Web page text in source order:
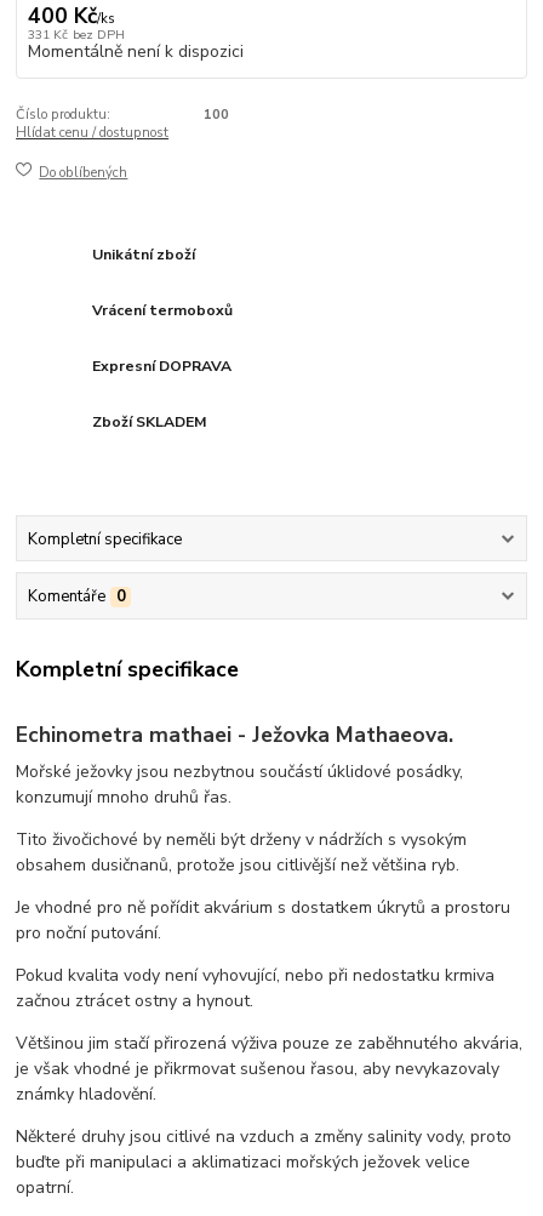
400 Kč/ks
331 Kč bez DPH
Momentálně není k dispozici
Číslo produktu:
100
Hlídat cenu / dostupnost
Do oblíbených
Unikátní zboží
Vrácení termoboxů
Expresní DOPRAVA
Zboží SKLADEM
Kompletní specifikace
Komentáře 0
Kompletní specifikace
Echinometra mathaei - Ježovka Mathaeova.
Mořské ježovky jsou nezbytnou součástí úklidové posádky,
konzumují mnoho druhů řas.
Tito živočichové by neměli být drženy v nádržích s vysokým
obsahem dusičnanů, protože jsou citlivější než většina ryb.
Je vhodné pro ně pořídit akvárium s dostatkem úkrytů a prostoru
pro noční putování.
Pokud kvalita vody není vyhovující, nebo při nedostatku krmiva
začnou ztrácet ostny a hynout.
Většinou jim stačí přirozená výživa pouze ze zaběhnutého akvária,
je však vhodné je přikrmovat sušenou řasou, aby nevykazovaly
známky hladovění.
Některé druhy jsou citlivé na vzduch a změny salinity vody, proto
buďte při manipulaci a aklimatizaci mořských ježovek velice
opatrní.